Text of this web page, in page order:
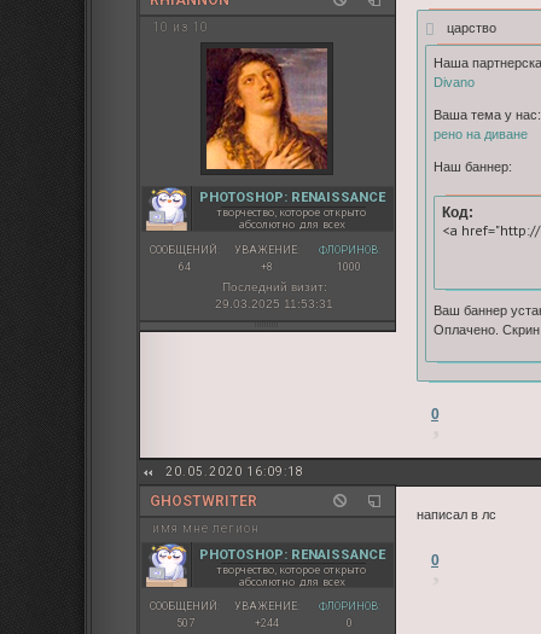
10 из 10
PHOTOSHOP: RENAISSANCE
творчество, которое открыто
абсолютно для всех
СООБЩЕНИЙ:
64
УВАЖЕНИЕ:
+8
ФЛОРИНОВ:
1000
Последний визит:
29.03.2025 11:53:31
царство
Наша
Divano
Ваша тема у нас:
рено на диване
Наш баннер:
Код:
<a
Ваш баннер
Оплачено.
0
20.05.2020 16:09:18
GHOSTWRITER
имя мне легион
PHOTOSHOP: RENAISSANCE
творчество, которое открыто
абсолютно для всех
СООБЩЕНИЙ:
507
УВАЖЕНИЕ:
+244
ФЛОРИНОВ:
0
написал в лс
0